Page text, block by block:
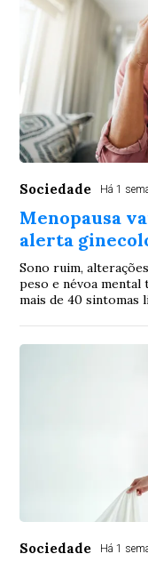
Sociedade Há 1
Menopausa
alerta
Sono ruim,
peso e névoa mental
mais de 40 sintomas
Sociedade Há 1